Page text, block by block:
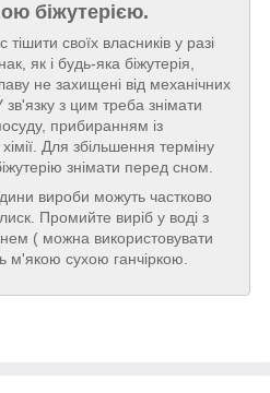
біжутерією.
своїх власників у разі
як і будь-яка біжутерія,
не захищені від механічних
з цим треба знімати
прибиранням із
Для збільшення терміну
знімати перед сном.
вироби можуть частково
Промийте виріб у воді з
( можна використовувати
м'якою сухою ганчіркою.